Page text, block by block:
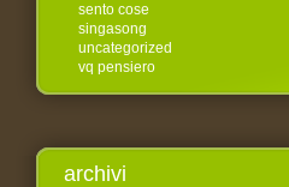
sento cose
singasong
uncategorized
vq pensiero
archivi